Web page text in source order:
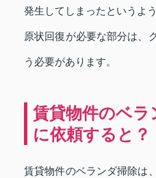
発生してしまったというよ
原状回復が必要な部分は、
う必要があります。
賃貸物件のベラ
に依頼すると？
賃貸物件のベランダ掃除は